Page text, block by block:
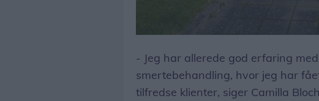
- Jeg har allerede god erfaring
smertebehandling, hvor jeg har
tilfredse klienter, siger Camilla